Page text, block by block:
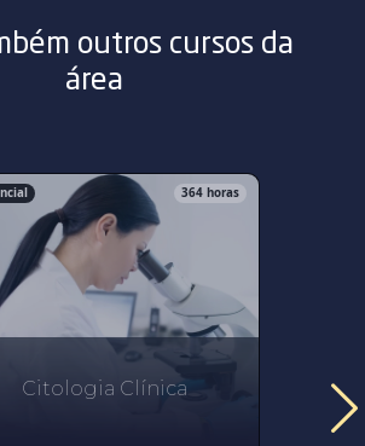
outros cursos da
área
364 horas
Citologia Clínica